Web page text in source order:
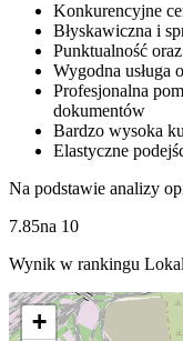
Konkurencyjne
Błyskawiczna i
Punktualność
Wygodna usługa
Profesjonalna
dokumentów
Bardzo wysoka
Elastyczne
Na podstawie analizy
7.85na 10
Wynik w rankingu
+